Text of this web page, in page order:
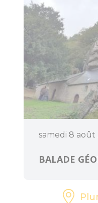
samedi 8 août
BALADE